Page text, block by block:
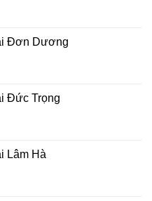
Đơn Dương
Đức Trọng
Lâm Hà